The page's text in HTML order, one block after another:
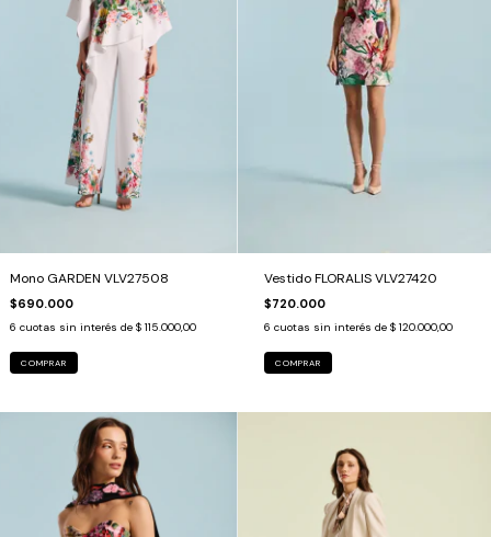
Mono GARDEN VLV27508
$690.000
6 cuotas sin interés de $ 115.000,00
COMPRAR
Vestido FLORALIS VLV27420
$720.000
6 cuotas sin interés de $ 120.000,00
COMPRAR